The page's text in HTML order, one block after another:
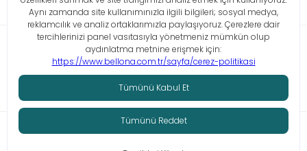
Bilgi Toplumu Hizmetleri KVKK Çerez Politikası İşlem Rehberi
© Tüm hakları saklıdır. Bellona 2026